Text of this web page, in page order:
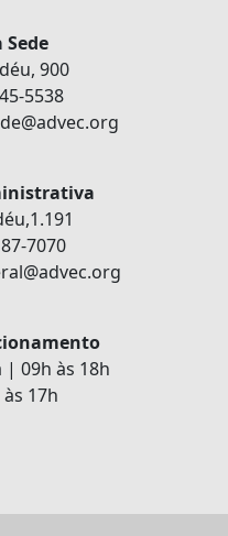
900
5538
7070
| 09h às 18h
17h